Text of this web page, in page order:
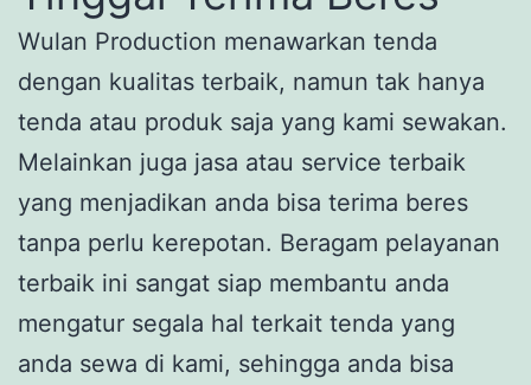
Wulan Production menawarkan tenda
dengan kualitas terbaik, namun tak hanya
tenda atau produk saja yang kami sewakan.
Melainkan juga jasa atau service terbaik
yang menjadikan anda bisa terima beres
tanpa perlu kerepotan. Beragam pelayanan
terbaik ini sangat siap membantu anda
mengatur segala hal terkait tenda yang
anda sewa di kami, sehingga anda bisa